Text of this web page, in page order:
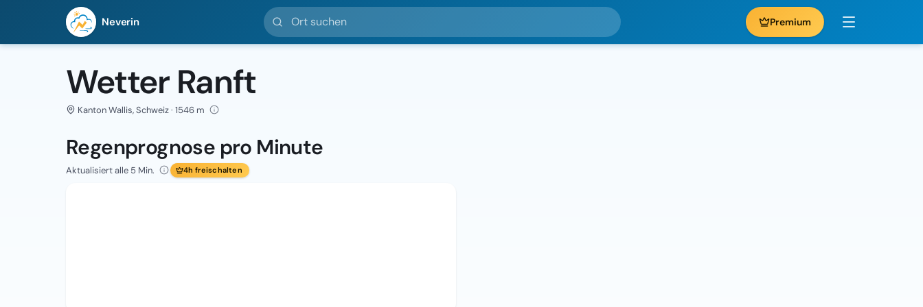
Neverin
Ort suchen
Premium
Wetter Ranft
Kanton Wallis, Schweiz · 1546 m
Regenprognose pro Minute
Aktualisiert alle 5 Min. 4h freischalten